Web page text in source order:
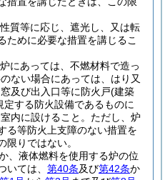
質等に応じ、遮光し、又は転
ために必要な措置を講じるこ
にあっては、不燃材料で造っ
ない場合にあっては、はり又
及び出入口等に防火戸(建築
する防火設備であるものに
内に設けること。 ただし、炉
る等防火上支障のない措置を
限りではない。
、液体燃料を使用する炉の位
いては、 第40条及び第42条か